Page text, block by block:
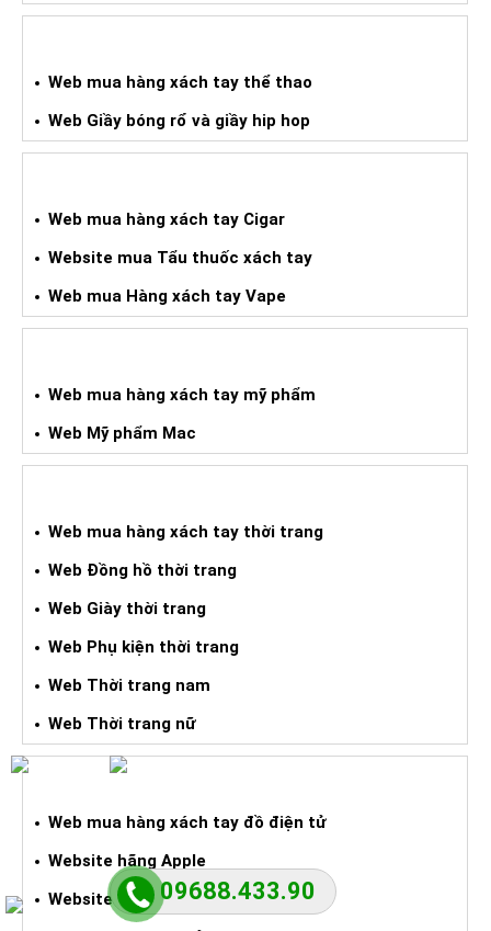
09688.433.90
Web mua hàng xách tay thể thao
Web Giầy bóng rổ và giầy hip hop
Web mua hàng xách tay Cigar
Website mua Tẩu thuốc xách tay
Web mua Hàng xách tay Vape
Web mua hàng xách tay mỹ phẩm
Web Mỹ phẩm Mac
Web mua hàng xách tay thời trang
Web Đồng hồ thời trang
Web Giày thời trang
Web Phụ kiện thời trang
Web Thời trang nam
Web Thời trang nữ
Web mua hàng xách tay đồ điện tử
Website hãng Apple
Website mua Laptop